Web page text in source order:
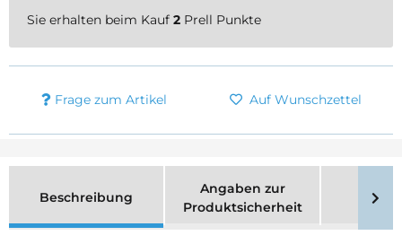
Sie erhalten beim Kauf 2 Prell Punkte
Frage zum Artikel Auf Wunschzettel
Beschreibung
Angaben zur
Produktsicherheit